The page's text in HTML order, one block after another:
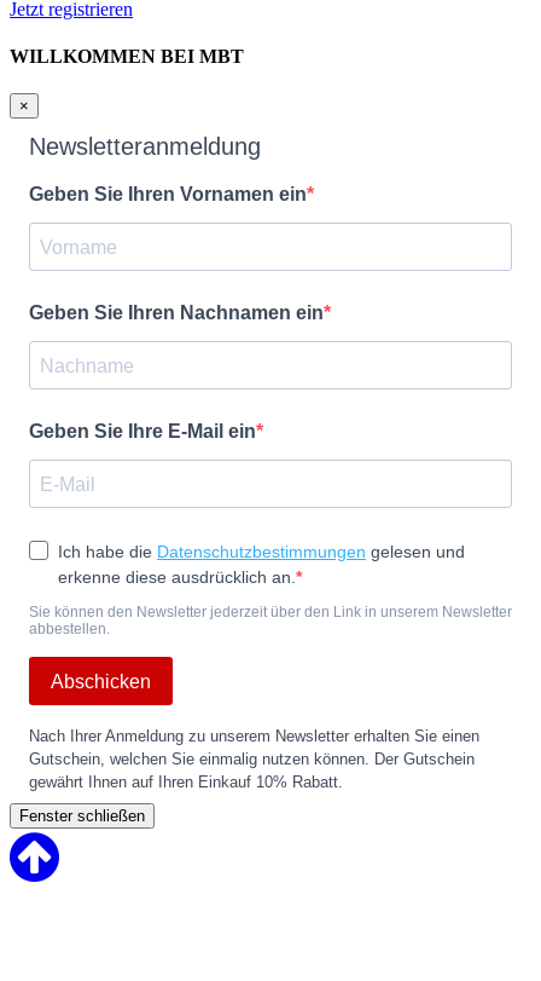
Jetzt registrieren
WILLKOMMEN BEI MBT
×
Newsletteranmeldung
Geben Sie Ihren Vornamen ein
Geben Sie Ihren Nachnamen ein
Geben Sie Ihre E-Mail ein
Ich habe die Datenschutzbestimmungen gelesen und
erkenne diese ausdrücklich an.
Sie können den Newsletter jederzeit über den Link in unserem Newsletter
abbestellen.
Abschicken
Nach Ihrer Anmeldung zu unserem Newsletter erhalten Sie einen
Gutschein, welchen Sie einmalig nutzen können. Der Gutschein
gewährt Ihnen auf Ihren Einkauf 10% Rabatt.
Fenster schließen
to